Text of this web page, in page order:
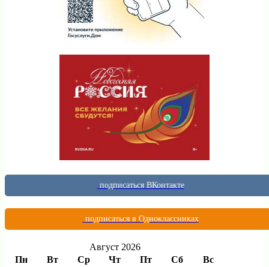
подписаться ВКонтакте
подписаться в Одноклассниках
Август 2026
Пн
Вт Ср Чт Пт Сб Вс